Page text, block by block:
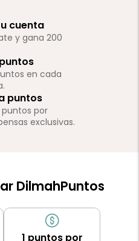
cuenta
y gana 200
en cada
puntos
por
exclusivas.
DilmahPuntos
1 puntos por